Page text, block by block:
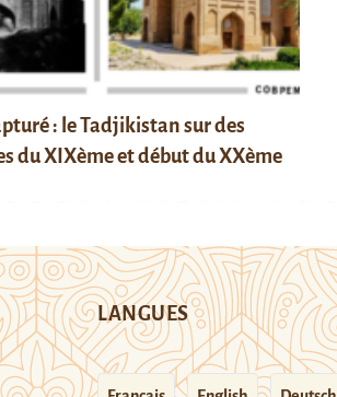
: le Tadjikistan sur des
du XIXème et début du XXème
LANGUES